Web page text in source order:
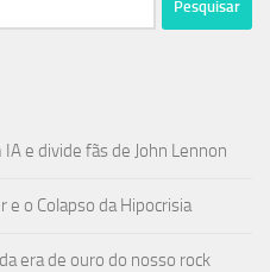
e divide fãs de John Lennon
e o Colapso da Hipocrisia
era de ouro do nosso rock